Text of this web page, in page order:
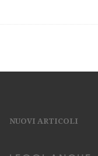
NUOVI ARTICOLI